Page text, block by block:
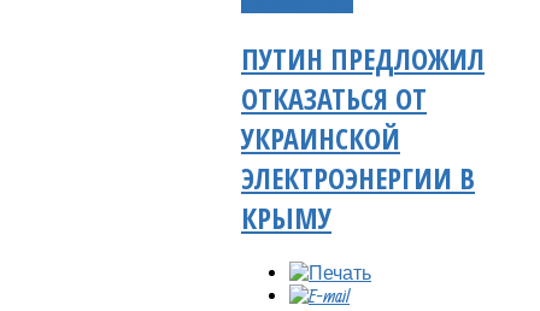
ПУТИН ПРЕДЛОЖИЛ
ОТКАЗАТЬСЯ ОТ
УКРАИНСКОЙ
ЭЛЕКТРОЭНЕРГИИ В
КРЫМУ